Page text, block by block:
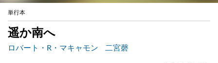
単行本
遥か南へ
ロバート・R・マキャモン 二宮磬